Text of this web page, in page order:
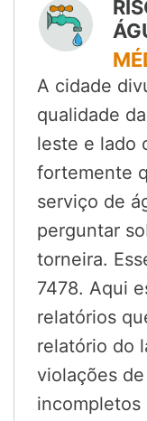
A cidade
qualidade
leste e lado
fortemente
serviço de
perguntar
torneira.
7478. Aqui
relatórios
relatório do
violações
incompletos